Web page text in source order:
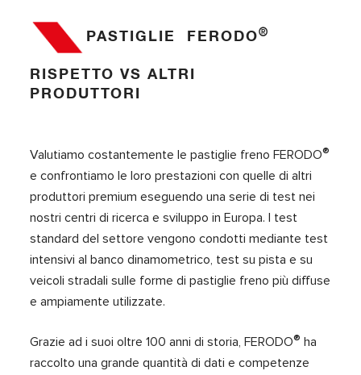
PASTIGLIE FERODO®
RISPETTO VS ALTRI
PRODUTTORI
Valutiamo costantemente le pastiglie freno FERODO®
e confrontiamo le loro prestazioni con quelle di altri
produttori premium eseguendo una serie di test nei
nostri centri di ricerca e sviluppo in Europa. I test
standard del settore vengono condotti mediante test
intensivi al banco dinamometrico, test su pista e su
veicoli stradali sulle forme di pastiglie freno più diffuse
e ampiamente utilizzate.
Grazie ad i suoi oltre 100 anni di storia, FERODO® ha
raccolto una grande quantità di dati e competenze